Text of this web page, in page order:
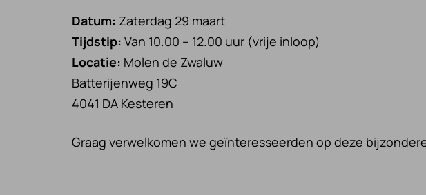
Datum: Zaterdag 29 maart
Tijdstip: Van 10.00 – 12.00 uur (vrije inloop)
Locatie: Molen de Zwaluw
Batterijenweg 19C
4041 DA Kesteren
Graag verwelkomen we geïnteresseerden op deze